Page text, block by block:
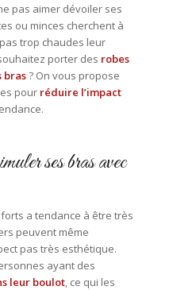
pas aimer dévoiler ses
ou minces cherchent à
trop chaudes leur
porter des robes
bras? On vous propose
pourréduire l’impact
ses bras avec
a tendance à être très
peuvent même
pas très esthétique.
ayant des
leur boulot, ce qui les